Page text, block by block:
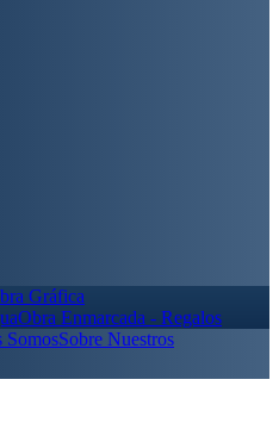
Gráfica
Obra Enmarcada - Regalos
SomosSobre Nuestros